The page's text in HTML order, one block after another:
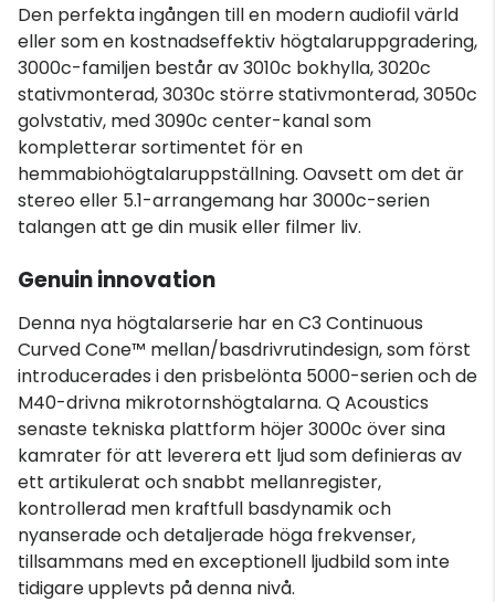
Den perfekta ingången till en modern audiofil värld
eller som en kostnadseffektiv högtalaruppgradering,
3000c-familjen består av 3010c bokhylla, 3020c
stativmonterad, 3030c större stativmonterad, 3050c
golvstativ, med 3090c center-kanal som
kompletterar sortimentet för en
hemmabiohögtalaruppställning. Oavsett om det är
stereo eller 5.1-arrangemang har 3000c-serien
talangen att ge din musik eller filmer liv.
Genuin innovation
Denna nya högtalarserie har en C3 Continuous
Curved Cone™ mellan/basdrivrutindesign, som först
introducerades i den prisbelönta 5000-serien och de
M40-drivna mikrotornshögtalarna. Q Acoustics
senaste tekniska plattform höjer 3000c över sina
kamrater för att leverera ett ljud som definieras av
ett artikulerat och snabbt mellanregister,
kontrollerad men kraftfull basdynamik och
nyanserade och detaljerade höga frekvenser,
tillsammans med en exceptionell ljudbild som inte
tidigare upplevts på denna nivå.